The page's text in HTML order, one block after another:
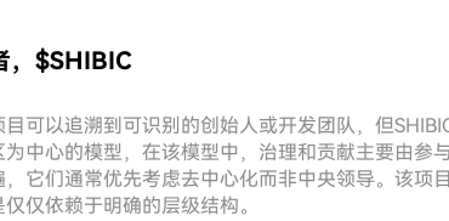
，$SHIBIC
可以追溯到可识别的创始人或开发团队，但
中心的模型，在该模型中，治理和贡献主要由参
它们通常优先考虑去中心化而非中央领导。该项
仅依赖于明确的层级结构。